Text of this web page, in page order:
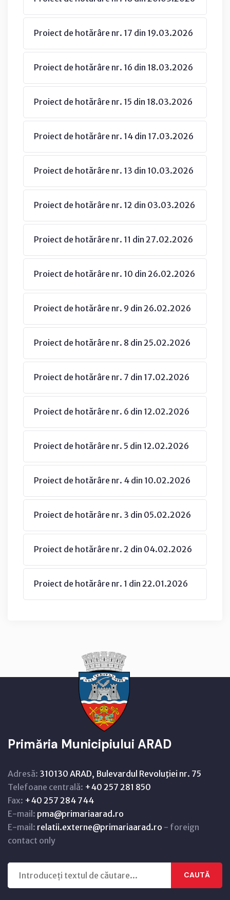
Proiect de hotărâre nr. 17 din 19.03.2026
Proiect de hotărâre nr. 16 din 18.03.2026
Proiect de hotărâre nr. 15 din 18.03.2026
Proiect de hotărâre nr. 14 din 17.03.2026
Proiect de hotărâre nr. 13 din 10.03.2026
Proiect de hotărâre nr. 12 din 03.03.2026
Proiect de hotărâre nr. 11 din 27.02.2026
Proiect de hotărâre nr. 10 din 26.02.2026
Proiect de hotărâre nr. 9 din 26.02.2026
Proiect de hotărâre nr. 8 din 25.02.2026
Proiect de hotărâre nr. 7 din 17.02.2026
Proiect de hotărâre nr. 6 din 12.02.2026
Proiect de hotărâre nr. 5 din 12.02.2026
Proiect de hotărâre nr. 4 din 10.02.2026
Proiect de hotărâre nr. 3 din 05.02.2026
Proiect de hotărâre nr. 2 din 04.02.2026
Proiect de hotărâre nr. 1 din 22.01.2026
Primăria Municipiului ARAD
Adresă: 310130 ARAD, Bulevardul Revoluţiei nr. 75
Telefoane centrală: +40 257 281 850
Fax: +40 257 284 744
E-mail: pma@primariaarad.ro
E-mail: relatii.externe@primariaarad.ro - foreign
contact only
CAUTĂ